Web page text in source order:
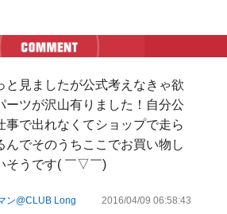
と見ましたが公式考えなきゃ欲
ーツが沢山有りました！自分公
事で出れなくてショップで走ら
んでそのうちここでお買い物し
そうです( ￣▽￣)
ン@CLUB Long 2016/04/09 06:58:43